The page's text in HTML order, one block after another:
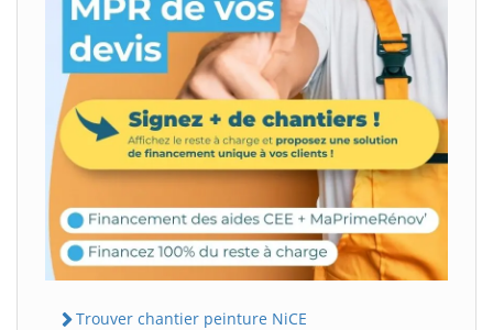
Trouver chantier peinture NiCE